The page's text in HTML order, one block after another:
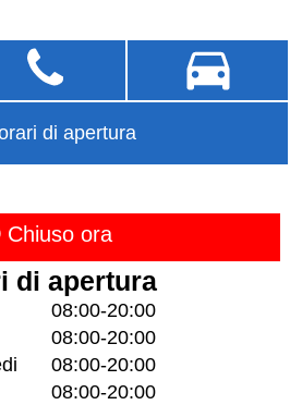
di apertura
Chiuso ora
di apertura
08:00-20:00
08:00-20:00
08:00-20:00
08:00-20:00